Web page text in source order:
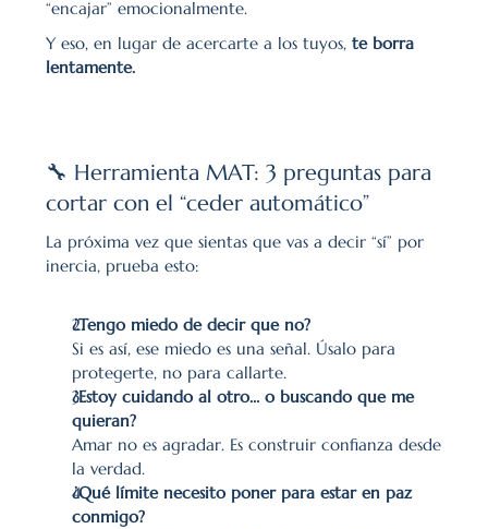
“encajar” emocionalmente.
Y eso, en lugar de acercarte a los tuyos, te borra
lentamente.
🔧 Herramienta MAT: 3 preguntas para
cortar con el “ceder automático”
La próxima vez que sientas que vas a decir “sí” por
inercia, prueba esto:
¿Tengo miedo de decir que no?
Si es así, ese miedo es una señal. Úsalo para
protegerte, no para callarte.
¿Estoy cuidando al otro… o buscando que me
quieran?
Amar no es agradar. Es construir confianza desde
la verdad.
¿Qué límite necesito poner para estar en paz
conmigo?